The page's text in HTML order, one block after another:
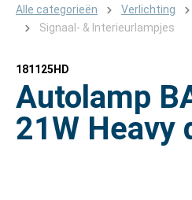
Alle categorieën Verlichting
Signaal- & Interieurlampjes
181125HD
Autolamp
21W Heavy